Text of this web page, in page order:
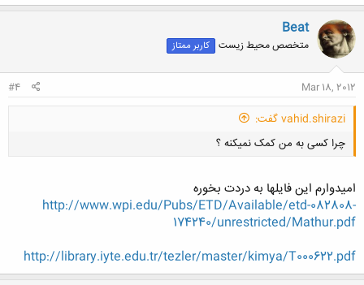
Beat
متخصص محیط زیست کاربر ممتاز
Mar 18, 2012
#4
vahid.shirazi گفت:
چرا کسی به من کمک نمیکنه ؟
کلیک کنید تا باز شود...
امیدوارم این فایلها به دردت بخوره
http://www.wpi.edu/Pubs/ETD/Available/etd-082808-
174240/unrestricted/Mathur.pdf
http://library.iyte.edu.tr/tezler/master/kimya/T000622.pdf